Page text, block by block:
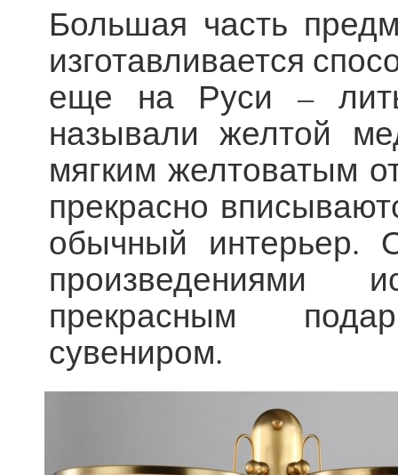
Большая часть
изготавливается
еще на Руси –
называли желтой
мягким желтоватым
прекрасно
обычный интерьер.
произведениями
прекрасным
сувениром.